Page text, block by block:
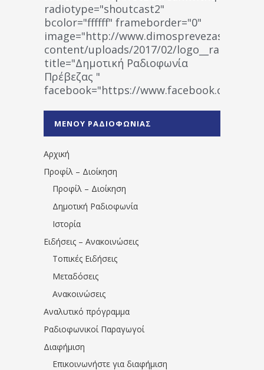
radiotype="shoutcast2"
bcolor="ffffff" frameborder="0"
image="http://www.dimosprevezas.gr/wp-
content/uploads/2017/02/
title="Δημοτική Ραδιοφωνία
Πρέβεζας "
facebook="https://www.facebook.com/
1531194763766854/" artist="" ]
ΜΕΝΟΥ ΡΑΔΙΟΦΩΝΙΑΣ
Αρχική
Προφίλ – Διοίκηση
Προφίλ – Διοίκηση
Δημοτική Ραδιοφωνία
Ιστορία
Ειδήσεις – Ανακοινώσεις
Τοπικές Ειδήσεις
Μεταδόσεις
Ανακοινώσεις
Αναλυτικό πρόγραμμα
Ραδιοφωνικοί Παραγωγοί
Διαφήμιση
Επικοινωνήστε για διαφήμιση